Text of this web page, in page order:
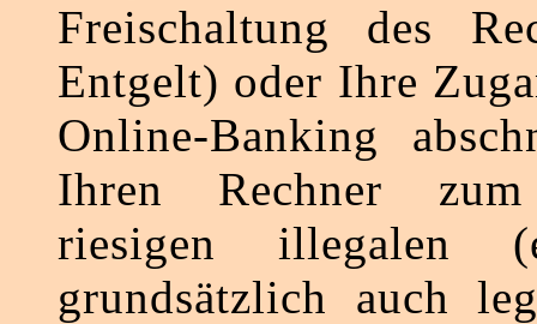
Freischaltung des
Entgelt) oder Ihre
Online-Banking
Ihren Rechner
riesigen
grundsätzlich auch